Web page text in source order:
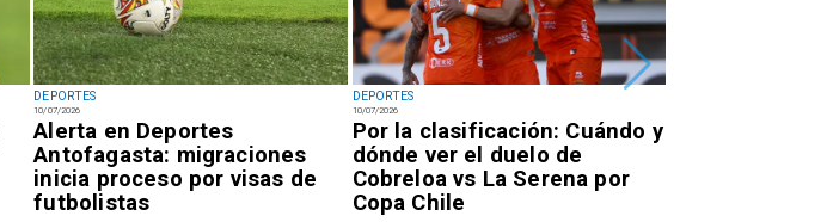
DEPORTES
10/07/2026
Alerta en Deportes
Antofagasta: migraciones
inicia proceso por visas de
futbolistas
DEPORTES
10/07/2026
Por la clasificación: Cuándo y
dónde ver el duelo de
Cobreloa vs La Serena por
Copa Chile